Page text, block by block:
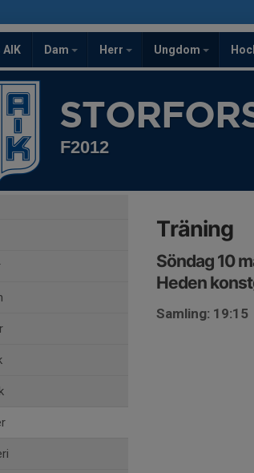
Dam Herr Ungdom
F2012
Träning
Söndag 10
Heden
Samling: 19:15